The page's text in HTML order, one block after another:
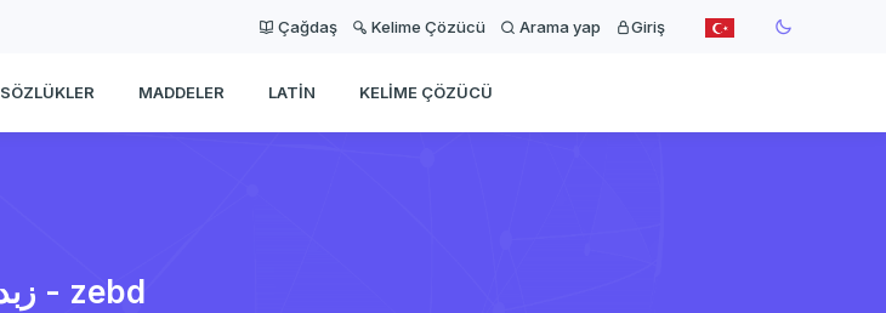
Çağdaş Kelime Çözücü Arama yap Giriş
SÖZLÜKLER MADDELER LATIN KELIME ÇÖZÜCÜ
زبد - zebd